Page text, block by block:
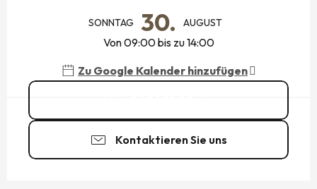
SONNTAG 30. AUGUST
Von 09:00 bis zu 14:00
Zu Google Kalender hinzufügen
Kontaktieren Sie uns